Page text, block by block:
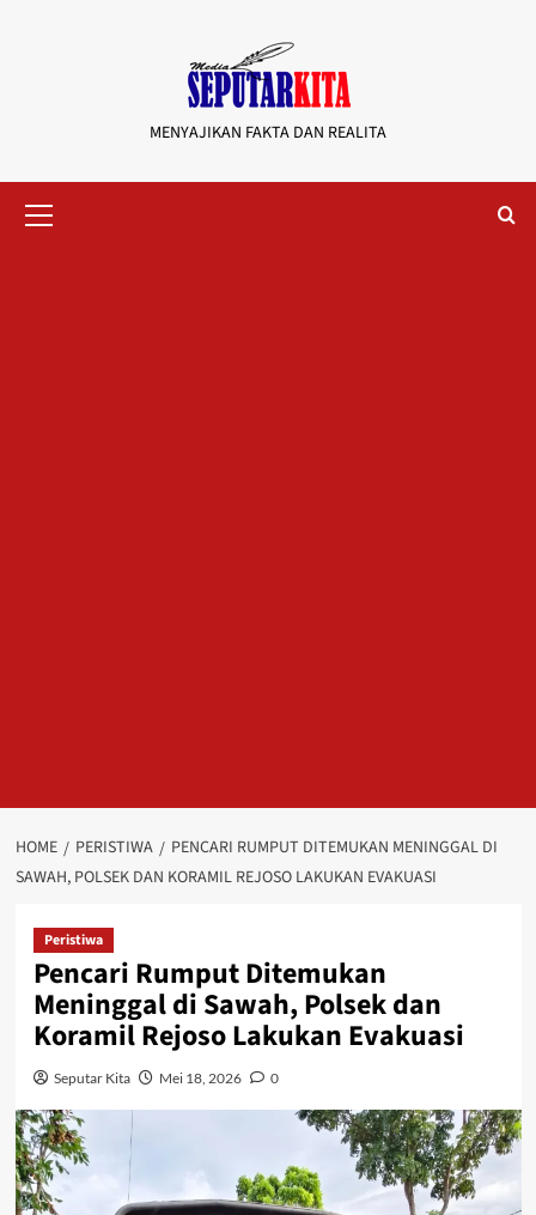
MENYAJIKAN FAKTA DAN REALITA
Menu
HOME PERISTIWA
PENCARI RUMPUT DITEMUKAN MENINGGAL DI
SAWAH, POLSEK DAN KORAMIL REJOSO LAKUKAN EVAKUASI
Peristiwa
Pencari Rumput Ditemukan
Meninggal di Sawah, Polsek dan
Koramil Rejoso Lakukan Evakuasi
Seputar Kita Mei 18, 2026 0